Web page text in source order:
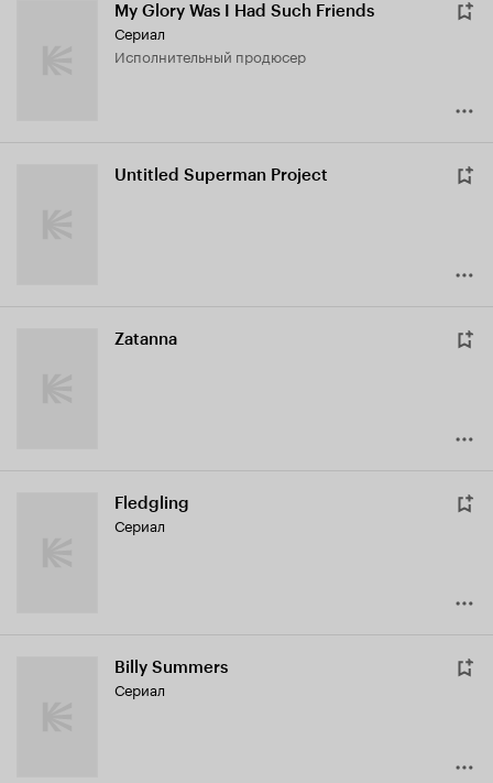
My Glory Was I Had Such Friends
Сериал
исполнительный продюсер
Untitled Superman Project
Zatanna
Fledgling
Сериал
Billy Summers
Сериал